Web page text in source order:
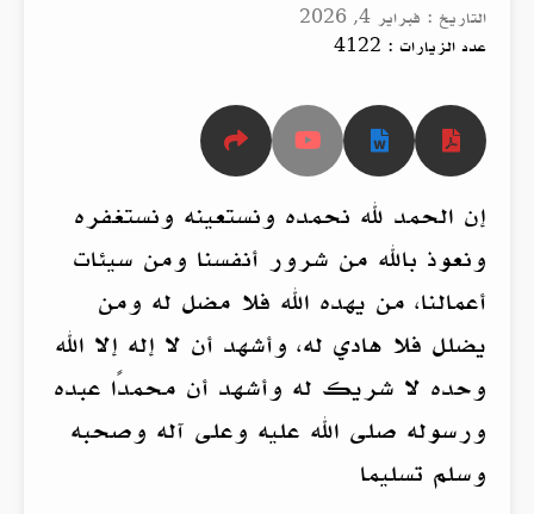
التاريخ : فبراير 4, 2026
عدد الزيارات : 4122
إن الحمد لله نحمده ونستعينه ونستغفره
ونعوذ بالله من شرور أنفسنا ومن سيئات
أعمالنا، من يهده الله فلا مضل له ومن
يضلل فلا هادي له، وأشهد أن لا إله إلا الله
وحده لا شريك له وأشهد أن محمدًا عبده
ورسوله صلى الله عليه وعلى آله وصحبه
وسلم تسليما